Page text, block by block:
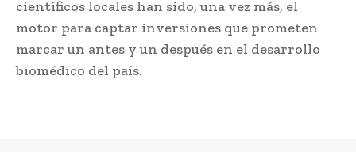
científicos locales han sido, una vez más, el
motor para captar inversiones que prometen
marcar un antes y un después en el desarrollo
biomédico del país.